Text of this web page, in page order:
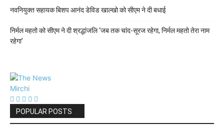
नवनियुक्त सहायक बिशप आनंद डेविड खाल्खो को सीएम ने दी बधाई
निर्मल महतो को सीएम ने दी श्रद्धांजलि ‘जब तक चांद-सूरज रहेगा, निर्मल महतो तेरा नाम
रहेगा’
POPULAR POSTS